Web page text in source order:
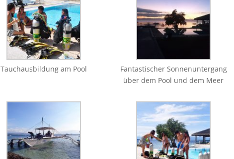
Tauchausbildung am Pool
Fantastischer Sonnenuntergang
über dem Pool und dem Meer